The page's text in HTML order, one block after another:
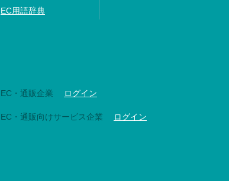
EC用語辞典
EC・通販企業 ログイン
EC・通販向けサービス企業 ログイン